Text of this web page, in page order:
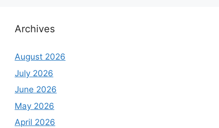
Archives
August 2026
July 2026
June 2026
May 2026
April 2026